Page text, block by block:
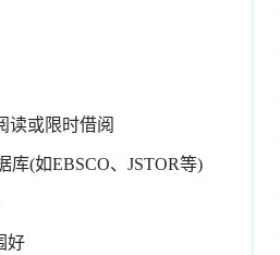
读或限时借阅
(如EBSCO、JSTOR等)
好